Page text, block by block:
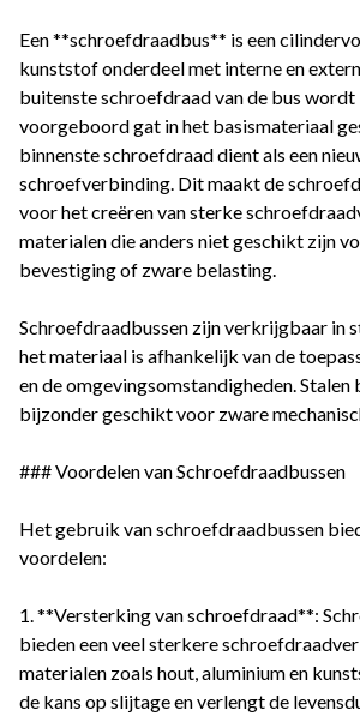
Een **schroefdraadbus** is een
kunststof onderdeel met interne en
buitenste schroefdraad van de bus wordt
voorgeboord gat in het basismateriaal
binnenste schroefdraad dient als een
schroefverbinding. Dit maakt de
voor het creëren van sterke
materialen die anders niet geschikt zijn
bevestiging of zware belasting.
Schroefdraadbussen zijn verkrijgbaar in
het materiaal is afhankelijk van de
en de omgevingsomstandigheden. Stalen
bijzonder geschikt voor zware
### Voordelen van Schroefdraadbussen
Het gebruik van schroefdraadbussen
voordelen:
1. **Versterking van schroefdraad**:
bieden een veel sterkere
materialen zoals hout, aluminium en
de kans op slijtage en verlengt de